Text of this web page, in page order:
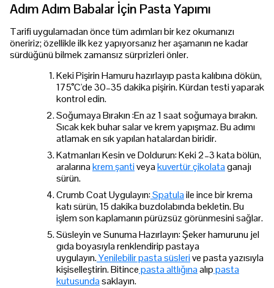
Adım Adım Babalar İçin Pasta Yapımı
Tarifi uygulamadan önce tüm adımları bir kez okumanızı
öneririz; özellikle ilk kez yapıyorsanız her aşamanın ne kadar
sürdüğünü bilmek zamansız sürprizleri önler.
Keki Pişirin Hamuru hazırlayıp pasta kalıbına dökün,
175°C'de 30–35 dakika pişirin. Kürdan testi yaparak
kontrol edin.
Soğumaya Bırakın :En az 1 saat soğumaya bırakın.
Sıcak kek buhar salar ve krem yapışmaz. Bu adımı
atlamak en sık yapılan hatalardan biridir.
Katmanları Kesin ve Doldurun: Keki 2–3 kata bölün,
aralarınakrem şantiveyakuvertür çikolataganajı
sürün.
Crumb Coat Uygulayın:Spatulaile ince bir krema
katı sürün, 15 dakika buzdolabında bekletin. Bu
işlem son kaplamanın pürüzsüz görünmesini sağlar.
Süsleyin ve Sunuma Hazırlayın: Şeker hamurunu jel
gıda boyasıyla renklendirip pastaya
uygulayın.Yenilebilir pasta süslerive pasta yazısıyla
kişiselleştirin. Bitincepasta altlığınaalıppasta
kutusundasaklayın.